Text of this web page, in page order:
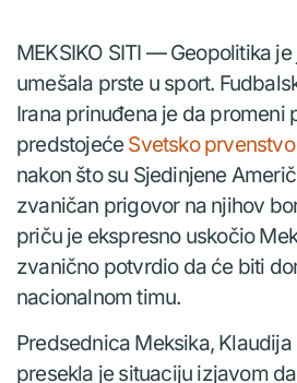
MEKSIKO SITI — Geopolitika
umešala prste u sport.
Irana prinuđena je da promeni
predstojećeSvetsko
nakon što su Sjedinjene
zvaničan prigovor na njihov
priču je ekspresno uskočio
zvanično potvrdio da će biti
nacionalnom timu.
Predsednica Meksika, Klaudija
presekla je situaciju izjavom